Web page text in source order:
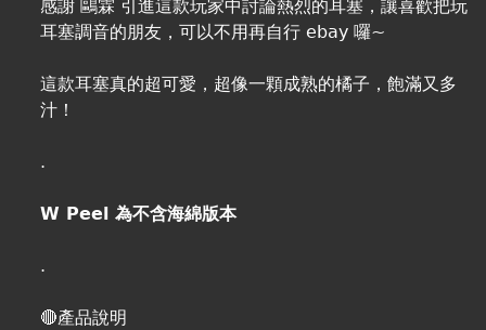
感謝 鷗霖 引進這款玩家中討論熱烈的耳塞，讓喜歡把玩
耳塞調音的朋友，可以不用再自行 ebay 囉~
這款耳塞真的超可愛，超像一顆成熟的橘子，飽滿又多
汁！
.
W Peel 為不含海綿版本
.
🔴產品說明